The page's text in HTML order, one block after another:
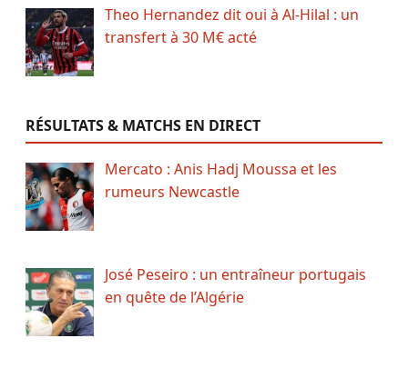
Theo Hernandez dit oui à Al-Hilal : un
transfert à 30 M€ acté
RÉSULTATS & MATCHS EN DIRECT
Mercato : Anis Hadj Moussa et les
rumeurs Newcastle
José Peseiro : un entraîneur portugais
en quête de l’Algérie